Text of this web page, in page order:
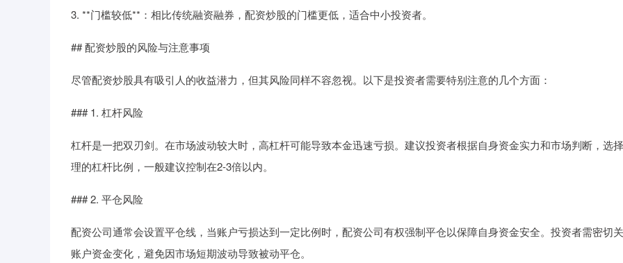
3. **门槛较低**：相比传统融资融券，配资炒股的门槛更低，适合中小投资者。
## 配资炒股的风险与注意事项
尽管配资炒股具有吸引人的收益潜力，但其风险同样不容忽视。以下是投资者需要特别注意的几个方面：
### 1. 杠杆风险
杠杆是一把双刃剑。在市场波动较大时，高杠杆可能导致本金迅速亏损。建议投资者根据自身资金实力和市场判断，选
理的杠杆比例，一般建议控制在2-3倍以内。
### 2. 平仓风险
配资公司通常会设置平仓线，当账户亏损达到一定比例时，配资公司有权强制平仓以保障自身资金安全。投资者需密切
账户资金变化，避免因市场短期波动导致被动平仓。